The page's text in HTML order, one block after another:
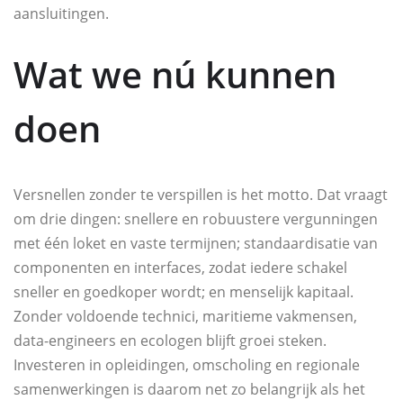
aansluitingen.
Wat we nú kunnen
doen
Versnellen zonder te verspillen is het motto. Dat vraagt
om drie dingen: snellere en robuustere vergunningen
met één loket en vaste termijnen; standaardisatie van
componenten en interfaces, zodat iedere schakel
sneller en goedkoper wordt; en menselijk kapitaal.
Zonder voldoende technici, maritieme vakmensen,
data-engineers en ecologen blijft groei steken.
Investeren in opleidingen, omscholing en regionale
samenwerkingen is daarom net zo belangrijk als het